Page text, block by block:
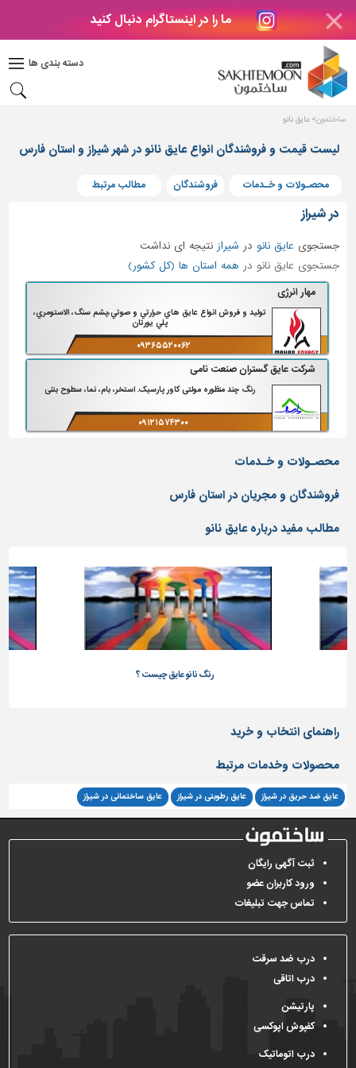
ما را در اینستاگرام دنبال کنید
دسته بندی ها
دکوراسیون
بتن
های
بتنی
و
پنجره
ساختمانی
پله،
نرده
و
حفاظ
دیوارپوش،
کفپوش
سنگ
بهداشتی
ابزار،یراق
و
ماشین
آلات
برقی،روشنایی،ایمنی
تاسیسات
شهرسازی،
ترافیک
و
سازه
سایر
ساختمون عایق نانو
لیست قیمت و فروشندگان انواع عایق نانو در شهر شیراز و استان فارس
محصـولات و خـدمات فروشندگان مطالب مرتبط
در شیراز
جستجوی عایق نانو در شیراز نتیجه ای نداشت
جستجوی عایق نانو در همه استان ها (کل کشور)
مهار انرژی
توليد و فروش انواع عايق هاي حرارتي و صوتي،پشم سنگ، الاستومري،
پلي يورتان
۰۹۳۶۵۵۲۰۰۶۲
۰۲۱-۳۶۲۵۶۷۷۶شرکت عایق گستران صنعت نامی
رنگ چند منظوره مولتی کاور پارسیک. استخر، بام، نما، سطوح بتنی
۰۹۱۲۱۵۷۴۳۰۰
محصـولات و خـدمات
فروشندگان و مجریان در استان فارس
مطالب مفید درباره عایق نانو
رنگ نانو عایق چیست ؟
راهنمای انتخاب و خرید
محصولات وخدمات مرتبط
عایق ضد حریق در شیراز عایق رطوبتی در شیراز عایق ساختمانی در شیراز
ثبت آگهی رایگان
ورود کاربران عضو
تماس جهت تبلیغات
درب ضد سرقت
درب اتاقی
پارتیشن
کفپوش اپوکسی
درب اتوماتیک